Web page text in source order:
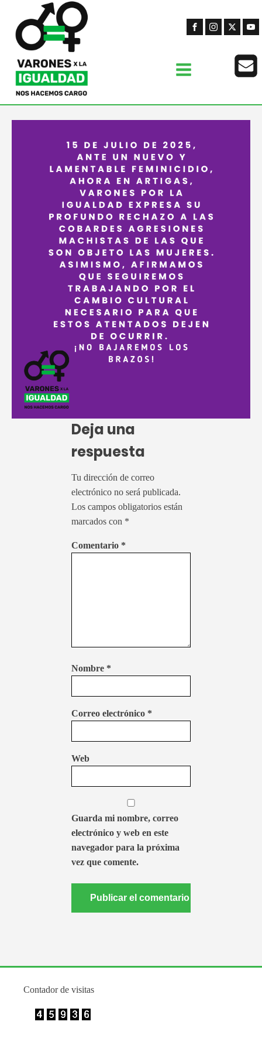
Deja una
respuesta
Tu dirección de correo
electrónico no será publicada.
Los campos obligatorios están
marcados con *
Comentario *
Nombre *
Correo electrónico *
Web
Guarda mi nombre, correo
electrónico y web en este
navegador para la próxima
vez que comente.
Contador de visitas